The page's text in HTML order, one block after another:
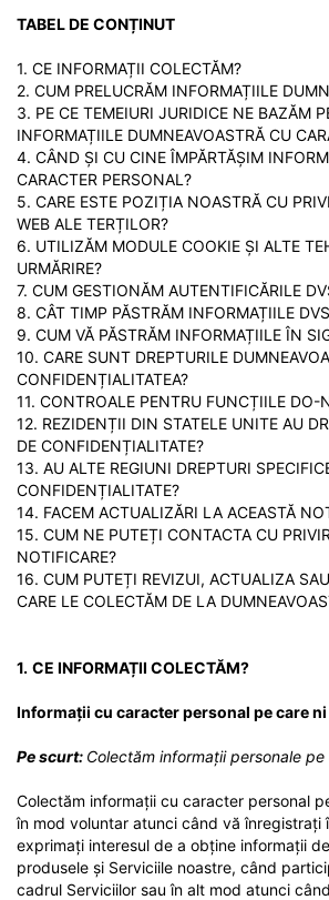
TABEL DE CONȚINUT
1. CE INFORMAȚII COLECTĂM?
2. CUM PRELUCRĂM INFORMAȚIILE
3. PE CE TEMEIURI JURIDICE NE BAZĂM
INFORMAȚIILE DUMNEAVOASTRĂ CU
4. CÂND ȘI CU CINE ÎMPĂRTĂȘIM
CARACTER PERSONAL?
5. CARE ESTE POZIȚIA NOASTRĂ CU
WEB ALE TERȚILOR?
6. UTILIZĂM MODULE COOKIE ȘI ALTE
URMĂRIRE?
7. CUM GESTIONĂM AUTENTIFICĂRILE
8. CÂT TIMP PĂSTRĂM INFORMAȚIILE
9. CUM VĂ PĂSTRĂM INFORMAȚIILE ÎN
10. CARE SUNT DREPTURILE
CONFIDENȚIALITATEA?
11. CONTROALE PENTRU FUNCȚIILE DO-
12. REZIDENȚII DIN STATELE UNITE AU
DE CONFIDENȚIALITATE?
13. AU ALTE REGIUNI DREPTURI
CONFIDENȚIALITATE?
14. FACEM ACTUALIZĂRI LA ACEASTĂ
15. CUM NE PUTEȚI CONTACTA CU
NOTIFICARE?
16. CUM PUTEȚI REVIZUI, ACTUALIZA
CARE LE COLECTĂM DE LA
1. CE INFORMAȚII COLECTĂM?
Informații cu caracter personal pe care
Pe scurt: Colectăm informații personale
Colectăm informații cu caracter personal
în mod voluntar atunci când vă înregistrați
exprimați interesul de a obține informații
produsele și Serviciile noastre, când
cadrul Serviciilor sau în alt mod atunci